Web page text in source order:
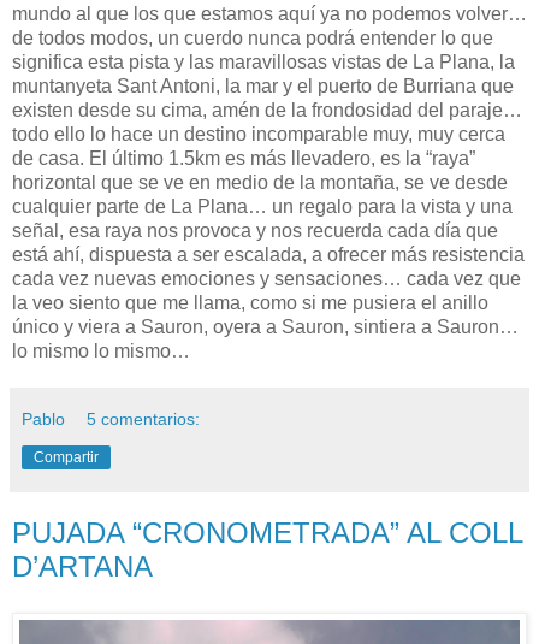
mundo al que los que estamos aquí ya no podemos volver…
de todos modos, un cuerdo nunca podrá entender lo que
significa esta pista y las maravillosas vistas de La Plana, la
muntanyeta Sant Antoni, la mar y el puerto de Burriana que
existen desde su cima, amén de la frondosidad del paraje…
todo ello lo hace un destino incomparable muy, muy cerca
de casa. El último 1.5km es más llevadero, es la “raya”
horizontal que se ve en medio de la montaña, se ve desde
cualquier parte de La Plana… un regalo para la vista y una
señal, esa raya nos provoca y nos recuerda cada día que
está ahí, dispuesta a ser escalada, a ofrecer más resistencia
cada vez nuevas emociones y sensaciones… cada vez que
la veo siento que me llama, como si me pusiera el anillo
único y viera a Sauron, oyera a Sauron, sintiera a Sauron…
lo mismo lo mismo…
Pablo 5 comentarios:
Compartir
PUJADA “CRONOMETRADA” AL COLL
D’ARTANA